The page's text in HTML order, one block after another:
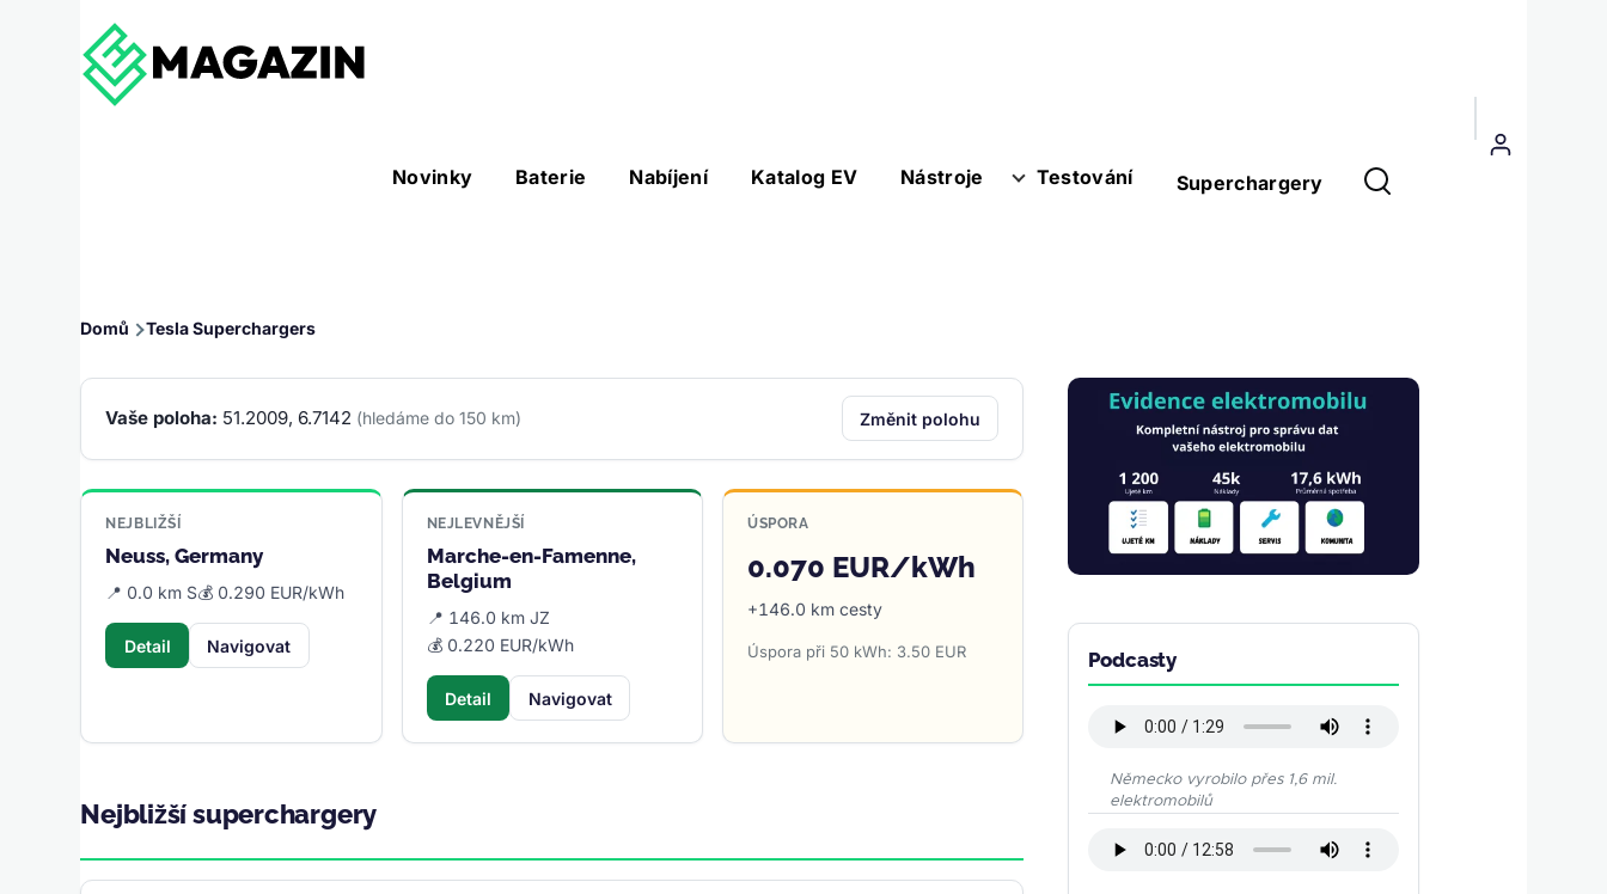
Hlavní
Novinky Baterie Nabíjení Katalog EV Nástroje
Nástroje sub-navigation Testování Superchargery
Menu
uživatelského
Drobečková
navigace
Domů Tesla Superchargers
Vaše poloha: 51.2009, 6.7142 (hledáme do 150 km) Změnit polohu
NEJBLIŽŠÍ
Neuss, Germany
📍 0.0 km S💰 0.290 EUR/kWh
Detail Navigovat
NEJLEVNĚJŠÍ
Marche-en-Famenne,
Belgium
📍 146.0 km JZ
💰 0.220 EUR/kWh
Detail Navigovat
ÚSPORA
0.070 EUR/kWh
+146.0 km cesty
Úspora při 50 kWh: 3.50 EUR
Nejbližší superchargery
Obrázek
Podcasty
Německo vyrobilo přes 1,6 mil.
elektromobilů